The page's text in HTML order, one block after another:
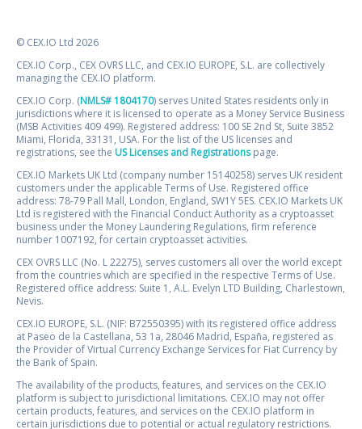
© CEX.IO Ltd 2026
CEX.IO Corp., CEX OVRS LLC, and CEX.IO EUROPE, S.L. are collectively
managing the CEX.IO platform.
CEX.IO Corp. (NMLS# 1804170) serves United States residents only in
jurisdictions where it is licensed to operate as a Money Service Business
(MSB Activities 409 499). Registered address: 100 SE 2nd St, Suite 3852
Miami, Florida, 33131, USA. For the list of the US licenses and
registrations, see the US Licenses and Registrationspage.
CEX.IO Markets UK Ltd (company number 15140258) serves UK resident
customers under the applicable Terms of Use. Registered office
address: 78-79 Pall Mall, London, England, SW1Y 5ES. CEX.IO Markets UK
Ltd is registered with the Financial Conduct Authority as a cryptoasset
business under the Money Laundering Regulations, firm reference
number 1007192, for certain cryptoasset activities.
CEX OVRS LLC (No. L 22275), serves customers all over the world except
from the countries which are specified in the respective Terms of Use.
Registered office address: Suite 1, A.L. Evelyn LTD Building, Charlestown,
Nevis.
CEX.IO EUROPE, S.L. (NIF: B72550395) with its registered office address
at Paseo de la Castellana, 53 1a, 28046 Madrid, España, registered as
the Provider of Virtual Currency Exchange Services for Fiat Currency by
the Bank of Spain.
The availability of the products, features, and services on the CEX.IO
platform is subject to jurisdictional limitations. CEX.IO may not offer
certain products, features, and services on the CEX.IO platform in
certain jurisdictions due to potential or actual regulatory restrictions.